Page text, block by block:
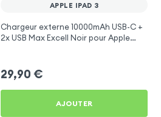
APPLE IPAD 3
Chargeur externe 10000mAh USB-C +
2x USB Max Excell Noir pour Apple
29,90 €
AJOUTER